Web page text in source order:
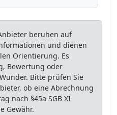
beruhen auf
und dienen
Orientierung. Es
Bewertung oder
Bitte prüfen Sie
ob eine Abrechnung
nach §45a SGB XI
Gewähr.